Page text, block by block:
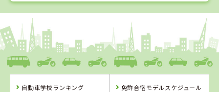
1
熊本県
中球磨モータースクール
自動車学校ランキング 免許合宿モデルスケジュール